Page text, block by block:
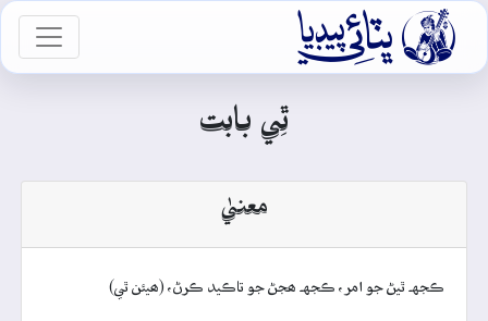

ٿِي بابت
معنيٰ
ڪجهہ ٿيڻ جو امر، ڪجهہ ھجڻ جو تاڪيد ڪرڻ، (ھيئن ٿي)